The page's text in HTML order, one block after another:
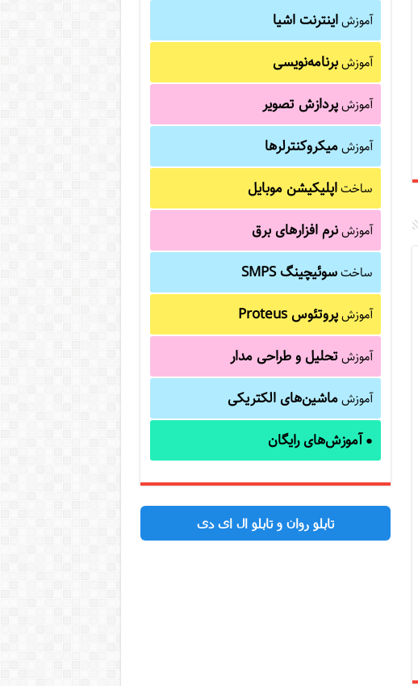
آموزشاینترنت اشیا
آموزشبرنامه‌نویسی
آموزشپردازش تصویر
آموزشمیکروکنترلرها
ساختاپلیکیشن موبایل
آموزشنرم افزارهای برق
ساختسوئیچینگ SMPS
آموزشپروتئوس Proteus
آموزشتحلیل و طراحی مدار
آموزشماشین‌های الکتریکی
●آموزش‌های رایگان
تابلو روان و تابلو ال ای دی